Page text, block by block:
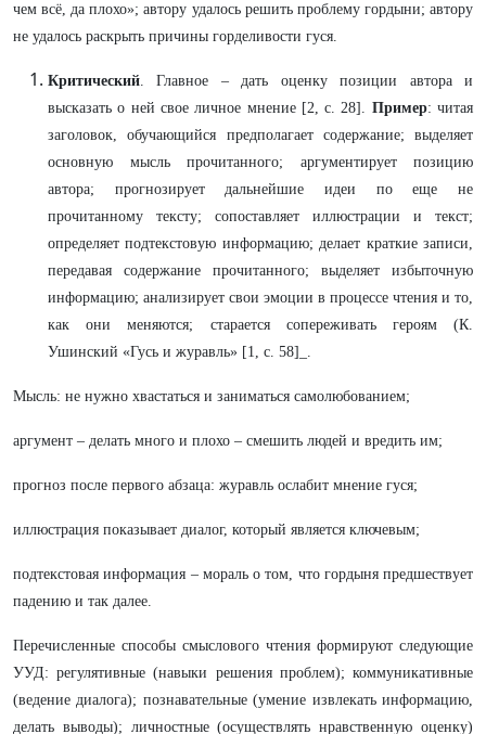
чем всё, да плохо»; автору удалось решить проблему гордыни; автору
не удалось раскрыть причины горделивости гуся.
Критический. Главное – дать оценку позиции автора и
высказать о ней свое личное мнение [2, с. 28]. Пример: читая
заголовок, обучающийся предполагает содержание; выделяет
основную мысль прочитанного; аргументирует позицию
автора; прогнозирует дальнейшие идеи по еще не
прочитанному тексту; сопоставляет иллюстрации и текст;
определяет подтекстовую информацию; делает краткие записи,
передавая содержание прочитанного; выделяет избыточную
информацию; анализирует свои эмоции в процессе чтения и то,
как они меняются; старается сопереживать героям (К.
Ушинский «Гусь и журавль» [1, с. 58]_.
Мысль: не нужно хвастаться и заниматься самолюбованием;
аргумент – делать много и плохо – смешить людей и вредить им;
прогноз после первого абзаца: журавль ослабит мнение гуся;
иллюстрация показывает диалог, который является ключевым;
подтекстовая информация – мораль о том, что гордыня предшествует
падению и так далее.
Перечисленные способы смыслового чтения формируют следующие
УУД: регулятивные (навыки решения проблем); коммуникативные
(ведение диалога); познавательные (умение извлекать информацию,
делать выводы); личностные (осуществлять нравственную оценку)